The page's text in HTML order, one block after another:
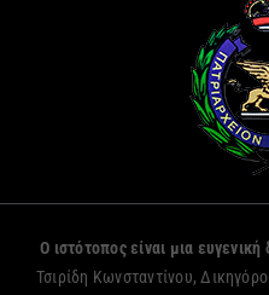
Ο ιστότοπος είναι μια
Τσιρίδη Κωνσταντίνου,